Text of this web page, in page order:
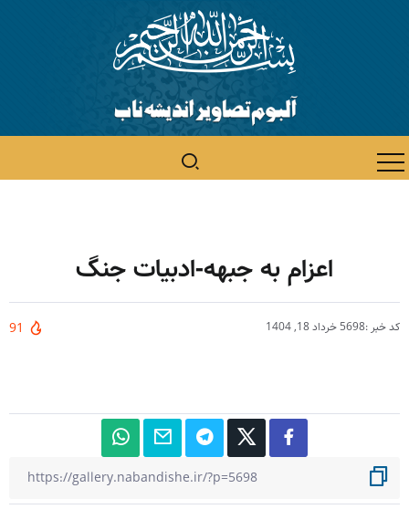
اعزام به جبهه-ادبیات جنگ
کد خبر :5698 خرداد 18, 1404 91